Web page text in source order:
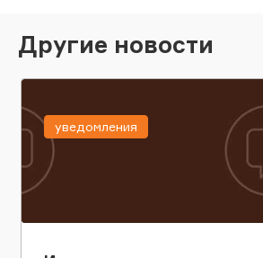
Другие новости
уведомления